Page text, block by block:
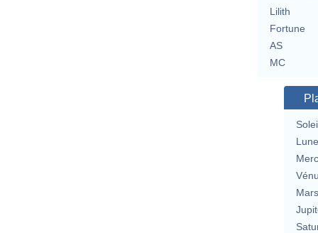
Lilith
Fortune
AS
MC
Lune
Mars